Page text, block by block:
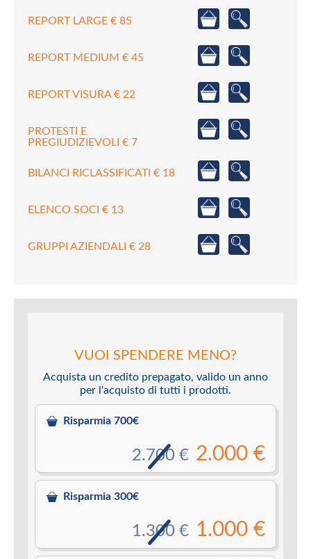
REPORT LARGE € 85
REPORT MEDIUM € 45
REPORT VISURA € 22
PROTESTI E
PREGIUDIZIEVOLI € 7
BILANCI RICLASSIFICATI € 18
ELENCO SOCI € 13
GRUPPI AZIENDALI € 28
VUOI SPENDERE MENO?
Acquista un credito prepagato, valido un anno
per l'acquisto di tutti i prodotti.
Risparmia 700€
2.000 €
2.700 €
Risparmia 300€
1.000 €
1.300 €